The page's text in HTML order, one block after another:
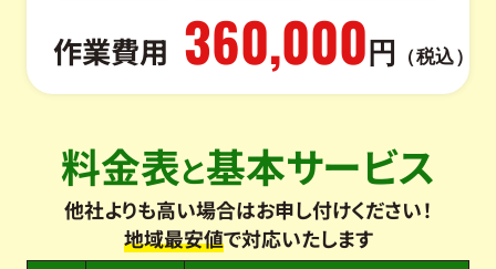
作業費用 360,000 円 （税込）
料金表と基本サービス
他社よりも高い場合はお申し付けください！
地域最安値で対応いたします